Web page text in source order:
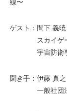
ゲスト：間下 義
スカイゲート
宇宙防衛事
聞き手：伊藤 真之
一般社団法